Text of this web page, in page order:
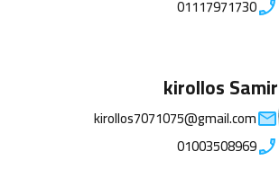
01117971730
kirollos Samir
kirollos7071075@gmail.com
01003508969